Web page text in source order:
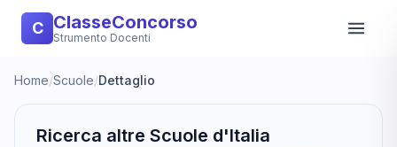
C ClasseConcorso
Strumento Docenti
Home/Scuole/Dettaglio
Ricerca altre Scuole d'Italia